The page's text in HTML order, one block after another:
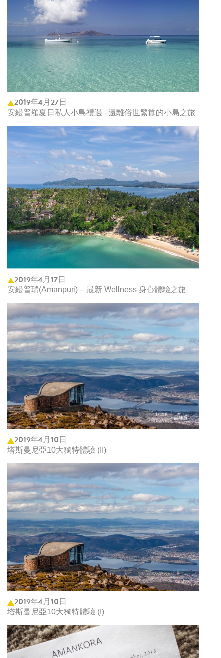
2019年4月27日
安縵普羅夏日私人小島禮遇 - 遠離俗世繁囂的小島之旅
2019年4月17日
安縵普瑞(Amanpuri) – 最新 Wellness 身心體驗之旅
2019年4月10日
塔斯曼尼亞10大獨特體驗 (II)
2019年4月10日
塔斯曼尼亞10大獨特體驗 (I)